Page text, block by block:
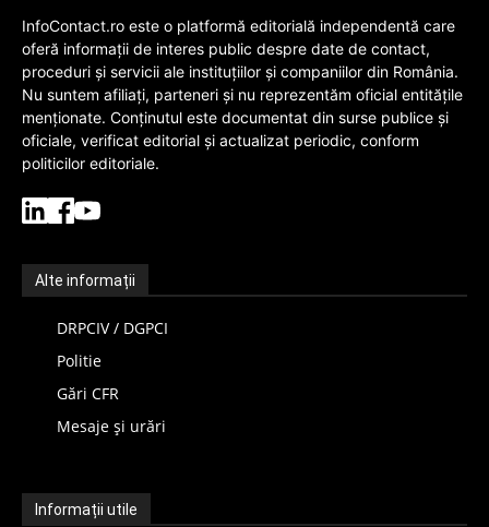
InfoContact.ro este o platformă editorială independentă care
oferă informații de interes public despre date de contact,
proceduri și servicii ale instituțiilor și companiilor din România.
Nu suntem afiliați, parteneri și nu reprezentăm oficial entitățile
menționate. Conținutul este documentat din surse publice și
oficiale, verificat editorial și actualizat periodic, conform
politicilor editoriale.
Alte informații
DRPCIV / DGPCI
Politie
Gări CFR
Mesaje și urări
Informații utile